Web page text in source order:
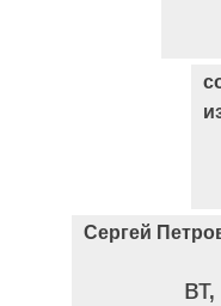
Сергей